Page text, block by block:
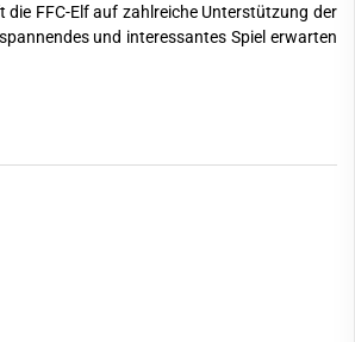
FFC-Elf auf zahlreiche Unterstützung der
und interessantes Spiel erwarten